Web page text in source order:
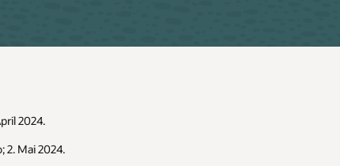
2024.
2. Mai 2024.